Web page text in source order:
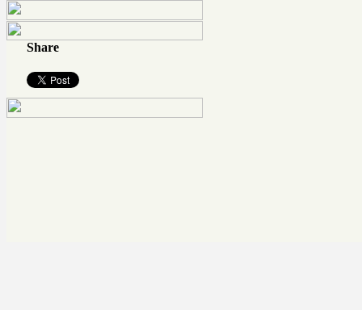
Share